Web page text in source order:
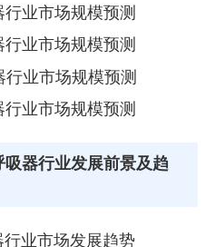
行业市场规模预测
业市场规模预测
行业市场规模预测
业市场规模预测
器行业发展前景及趋
行业市场发展趋势